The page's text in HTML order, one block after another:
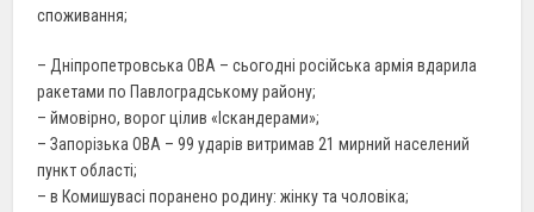
споживання;
– Дніпропетровська ОВА – сьогодні російська армія вдарила
ракетами по Павлоградському району;
– ймовірно, ворог цілив «Іскандерами»;
– Запорізька ОВА – 99 ударів витримав 21 мирний населений
пункт області;
– в Комишувасі поранено родину: жінку та чоловіка;